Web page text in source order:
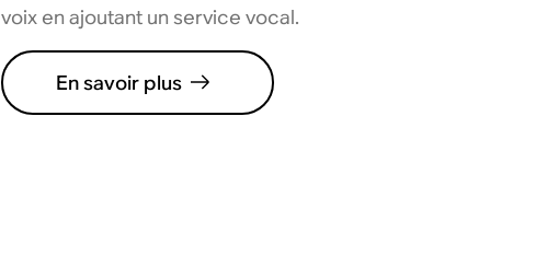
voix en ajoutant un service vocal.
En savoir plus